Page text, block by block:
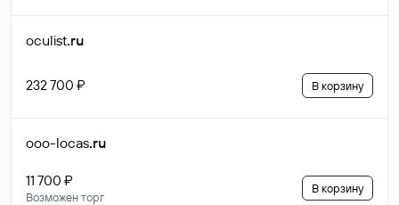
oculist.ru
232 700 ₽ В корзину
ooo-locas.ru
11 700 ₽
Возможен торг
В корзину